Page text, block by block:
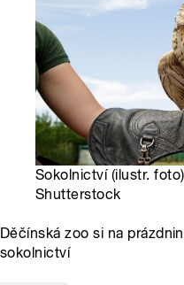
Sokolnictví (ilustr.
Shutterstock
Děčínská zoo si na
sokolnictví